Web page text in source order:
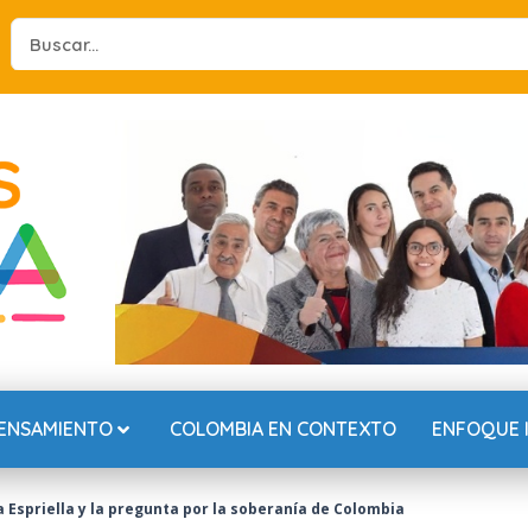
Search
...
COLOMBIA EN CONTEXTO ENFOQUE
y la pregunta por la soberanía de Colombia